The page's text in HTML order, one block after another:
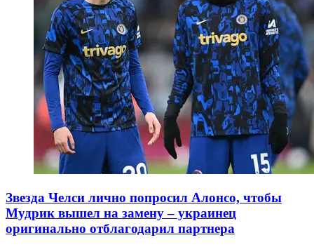
Звезда Челси лично попросил Алонсо, чтобы
Мудрик вышел на замену – украинец
оригинально отблагодарил партнера